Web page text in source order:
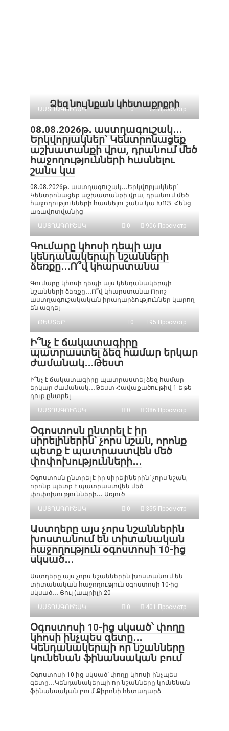
Ձեզ նույնքան կհետաքրքրի
ԱՍՏՂԱԳՈՒՇԱԿ 0 72 Просмотр
08․08․2026թ․ աստղագուշակ․․․
Երկվորյակներ՝ Կենտրոնացեք
աշխատանքի վրա, դրանում մեծ
հաջողությունների հասնելու
շանս կա
08․08․2026թ․ աստղագուշակ․․․Երկվորյակներ՝
Կենտրոնացեք աշխատանքի վրա, դրանում մեծ
հաջողությունների հասնելու շանս կա ԽՈՅ Հենց
առավոտվանից
ԱՍՏՂԱԳՈՒՇԱԿ
0 906 Просмотр
Գումարը կհոսի դեպի այս
կենդանակերպի նշանների
ձեռքը․․․Ո՞վ կհարստանա
Գումարը կհոսի դեպի այս կենդանակերպի
նշանների ձեռքը․․․Ո՞վ կհարստանա Որոշ
աստղագուշակական իրադարձություններ կարող
են ազդել
ԹԵՍՏԵՐ
0 95 Просмотр
Ի՞նչ է ճակատագիրը
պատրաստել ձեզ համար երկար
ժամանակ․․․Թեստ
Ի՞նչ է ճակատագիրը պատրաստել ձեզ համար
երկար ժամանակ․․․Թեստ Հավաքածու թիվ 1 Եթե
դուք ընտրել
ԱՍՏՂԱԳՈՒՇԱԿ
0 386 Просмотр
Օգոստոսն ընտրել է իր
սիրելիներին՝ չորս նշան, որոնք
պետք է պատրաստվեն մեծ
փոփոխությունների․․․
Օգոստոսն ընտրել է իր սիրելիներին՝ չորս նշան,
որոնք պետք է պատրաստվեն մեծ
փոփոխությունների․․․ Առյուծ.
ԱՍՏՂԱԳՈՒՇԱԿ
0 355 Просмотр
Աստղերը այս չորս նշաններին
խոստանում են տիտանական
հաջողություն օգոստոսի 10-ից
սկսած․․․
Աստղերը այս չորս նշաններին խոստանում են
տիտանական հաջողություն օգոստոսի 10-ից
սկսած․․․ Ցուլ (ապրիլի 20
ԱՍՏՂԱԳՈՒՇԱԿ
0 401 Просмотр
Օգոստոսի 10-ից սկսած՝ փողը
կհոսի ինչպես գետը․․․
Կենդանակերպի որ նշանները
կունենան ֆինանսական բում
Օգոստոսի 10-ից սկսած՝ փողը կհոսի ինչպես
գետը․․․Կենդանակերպի որ նշանները կունենան
ֆինանսական բում Քիրոնի հետադարձ